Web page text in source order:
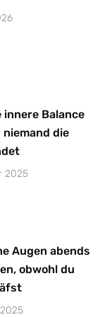
innere Balance
die
2025
Augen abends
obwohl du